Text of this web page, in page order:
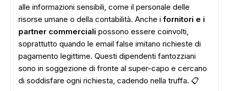
alle informazioni sensibili, come il personale delle
risorse umane o della contabilità. Anche i fornitori e i
partner commerciali possono essere coinvolti,
soprattutto quando le email false imitano richieste di
pagamento legittime. Questi dipendenti fantozziani
sono in soggezione di fronte al super-capo e cercano
di soddisfare ogni richiesta, cadendo nella truffa. 📋